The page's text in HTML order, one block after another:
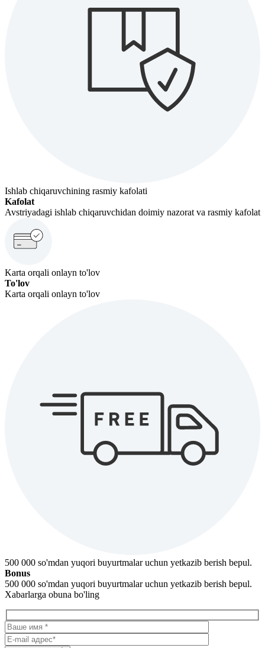
Ishlab chiqaruvchining rasmiy kafolati
Kafolat
Avstriyadagi ishlab chiqaruvchidan doimiy nazorat va rasmiy kafolat
Karta orqali onlayn to'lov
To'lov
Karta orqali onlayn to'lov
500 000 so'mdan yuqori buyurtmalar uchun yetkazib berish bepul.
Bonus
500 000 so'mdan yuqori buyurtmalar uchun yetkazib berish bepul.
Xabarlarga obuna bo'ling